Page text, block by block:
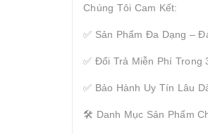
Chúng Tôi Cam Kết:
✅ Sản Phẩm Đa Dạng –
✅ Đổi Trả Miễn Phí Trong
✅ Bảo Hành Uy Tín Lâu
🛠 Danh Mục Sản Phẩm